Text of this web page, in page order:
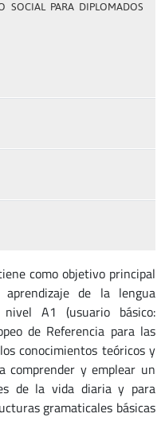
SOCIAL PARA DIPLOMADOS
como objetivo principal
de la lengua
A1 (usuario básico:
de Referencia para las
conocimientos teóricos y
comprender y emplear un
de la vida diaria y para
gramaticales básicas